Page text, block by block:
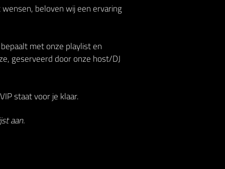
beloven wij een ervaring
met onze playlist en
geserveerd door onze host/DJ
staat voor je klaar.
aan.